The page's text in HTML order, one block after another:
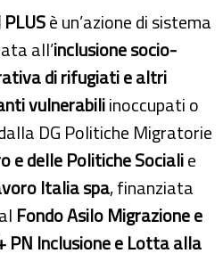
PLUSè un’azione di sistema
all’inclusione socio-
di rifugiati e altri
vulnerabiliinoccupati o
DG Politiche Migratorie
e delle Politiche Socialie
Italia spa, finanziata
Fondo Asilo Migrazione e
PN Inclusione e Lotta alla